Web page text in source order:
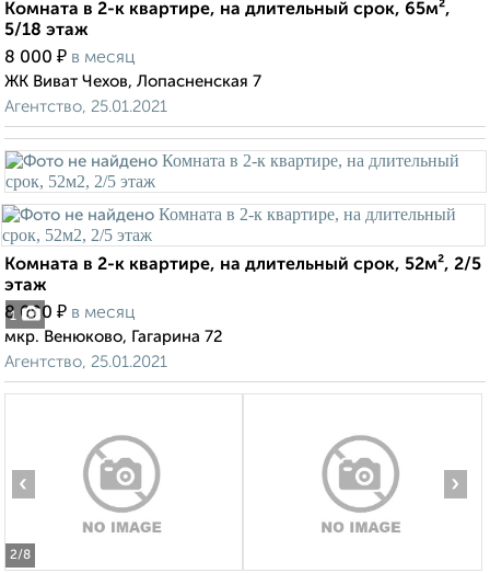
Комната в 2-к квартире, на длительный срок, 65м²,
5/18 этаж
8 000 ₽ в месяц
ЖК Виват Чехов, Лопасненская 7
Агентство, 25.01.2021
1
Комната в 2-к квартире, на длительный срок, 52м², 2/5
этаж
8 000 ₽ в месяц
мкр. Венюково, Гагарина 72
Агентство, 25.01.2021
2/8
‹ ›